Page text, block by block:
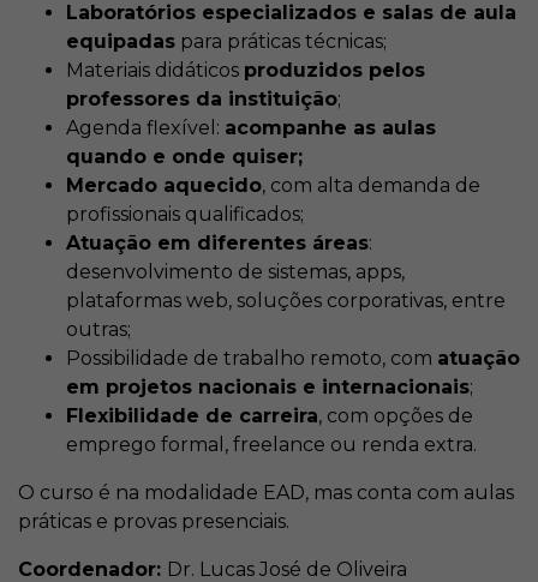
Laboratórios especializados e salas de aula
equipadas para práticas técnicas;
Materiais didáticos produzidos pelos
professores da instituição;
Agenda flexível: acompanhe as aulas
quando e onde quiser;
Mercado aquecido, com alta demanda de
profissionais qualificados;
Atuação em diferentes áreas:
desenvolvimento de sistemas, apps,
plataformas web, soluções corporativas, entre
outras;
Possibilidade de trabalho remoto, com atuação
em projetos nacionais e internacionais;
Flexibilidade de carreira, com opções de
emprego formal, freelance ou renda extra.
O curso é na modalidade EAD, mas conta com aulas
práticas e provas presenciais.
Coordenador: Dr. Lucas José de Oliveira